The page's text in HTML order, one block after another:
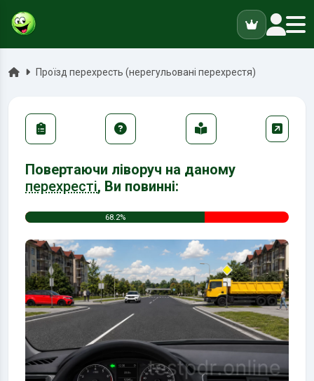
ГоловнаПроїзд перехресть (нерегульовані перехрестя)
Повертаючи ліворуч на даному
перехресті, Ви повинні:
68.2%